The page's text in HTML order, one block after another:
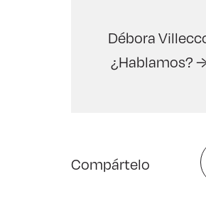
Débora
¿Hablamos?
Compártelo